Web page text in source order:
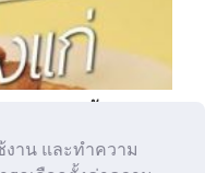
งาน และทำความ